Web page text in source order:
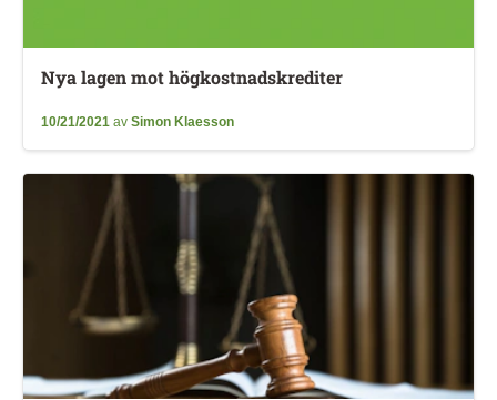
Nya lagen mot högkostnadskrediter
10/21/2021 av Simon Klaesson